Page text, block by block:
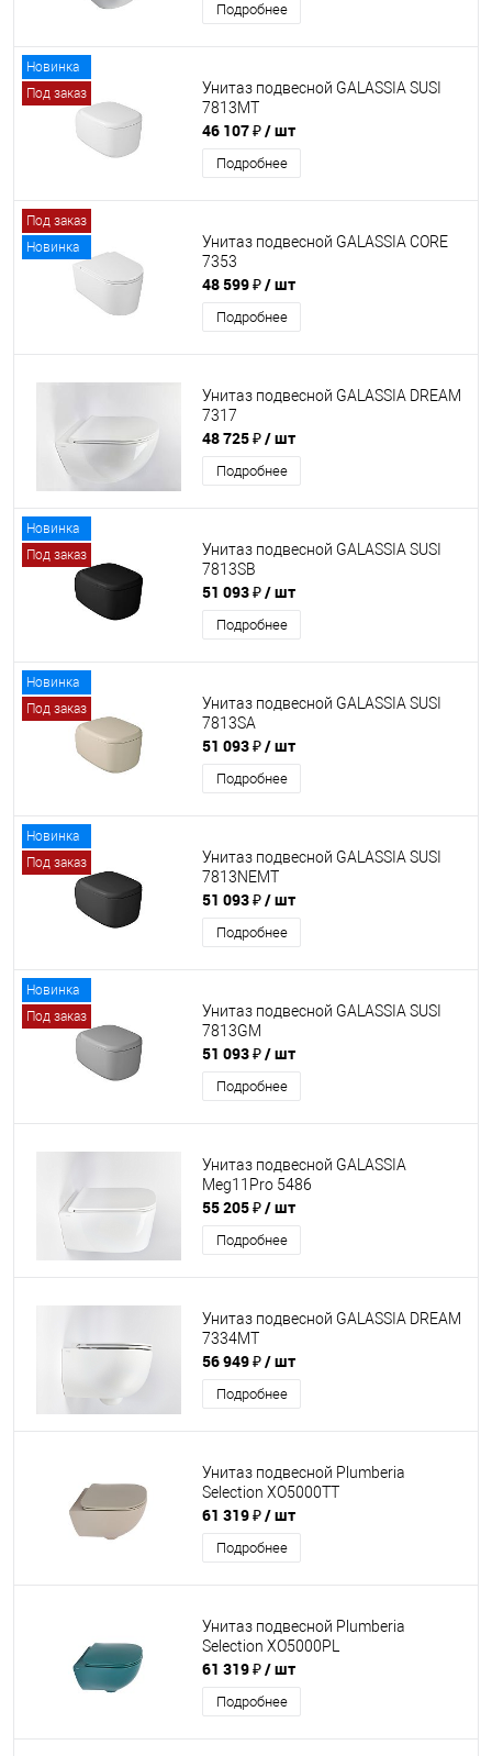
Подробнее
Новинка
Под заказ
Унитаз подвесной GALASSIA SUSI
7813MT
46 107 ₽/ шт
Подробнее
Под заказ
Новинка
Унитаз подвесной GALASSIA CORE
7353
48 599 ₽/ шт
Подробнее
Унитаз подвесной GALASSIA DREAM
7317
48 725 ₽/ шт
Подробнее
Новинка
Под заказ
Унитаз подвесной GALASSIA SUSI
7813SB
51 093 ₽/ шт
Подробнее
Новинка
Под заказ
Унитаз подвесной GALASSIA SUSI
7813SA
51 093 ₽/ шт
Подробнее
Новинка
Под заказ
Унитаз подвесной GALASSIA SUSI
7813NEMT
51 093 ₽/ шт
Подробнее
Новинка
Под заказ
Унитаз подвесной GALASSIA SUSI
7813GM
51 093 ₽/ шт
Подробнее
Унитаз подвесной GALASSIA
Meg11Pro 5486
55 205 ₽/ шт
Подробнее
Унитаз подвесной GALASSIA DREAM
7334MT
56 949 ₽/ шт
Подробнее
Унитаз подвесной Plumberia
Selection XO5000TT
61 319 ₽/ шт
Подробнее
Унитаз подвесной Plumberia
Selection XO5000PL
61 319 ₽/ шт
Подробнее